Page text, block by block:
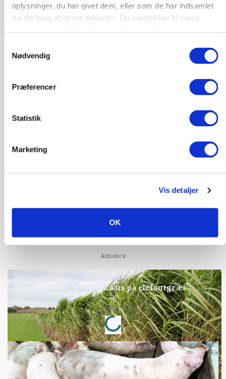
oplysninger, du har givet dem, eller som de har indsamlet
fra din brug af deres tjenester. Du samtykker til vores
Nødvendig
Præferencer
Statistik
Marketing
Vis detaljer
OK
Svineproducenter kalder Danish Crowns pris en
Annonce
ARRANGEMENT
Markvandring sætter fokus på elefantgræs
Annonce
Loading...